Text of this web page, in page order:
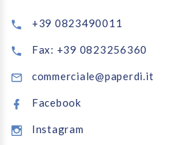
+39 0823490011
Fax: +39 0823256360
commerciale@paperdi.it
Facebook
Instagram